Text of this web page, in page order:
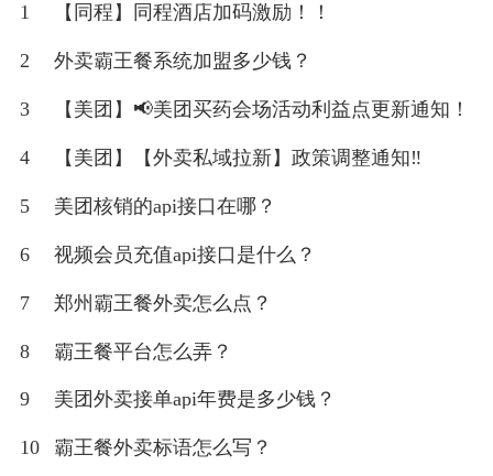
1 【同程】同程酒店加码激励！！
2 外卖霸王餐系统加盟多少钱？
3 【美团】📢美团买药会场活动利益点更新通知！
4 【美团】【外卖私域拉新】政策调整通知‼
5 美团核销的api接口在哪？
6 视频会员充值api接口是什么？
7 郑州霸王餐外卖怎么点？
8 霸王餐平台怎么弄？
9 美团外卖接单api年费是多少钱？
10 霸王餐外卖标语怎么写？